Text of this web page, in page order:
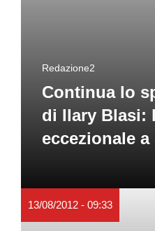
Redazione2
Continua lo
di Ilary Blasi:
eccezionale a
13/08/2012 - 09:33